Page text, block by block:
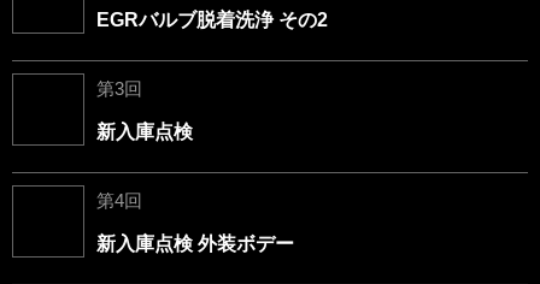
EGRバルブ脱着洗浄 その2
第3回
新入庫点検
第4回
新入庫点検 外装ボデー